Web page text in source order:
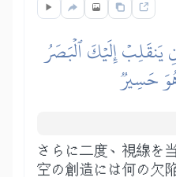
يَنقَلِبۡ إِلَيۡكَ ٱلۡبَصَرُ
حَسِيرٞ
さらに二度、視線を
空の創造には何の欠